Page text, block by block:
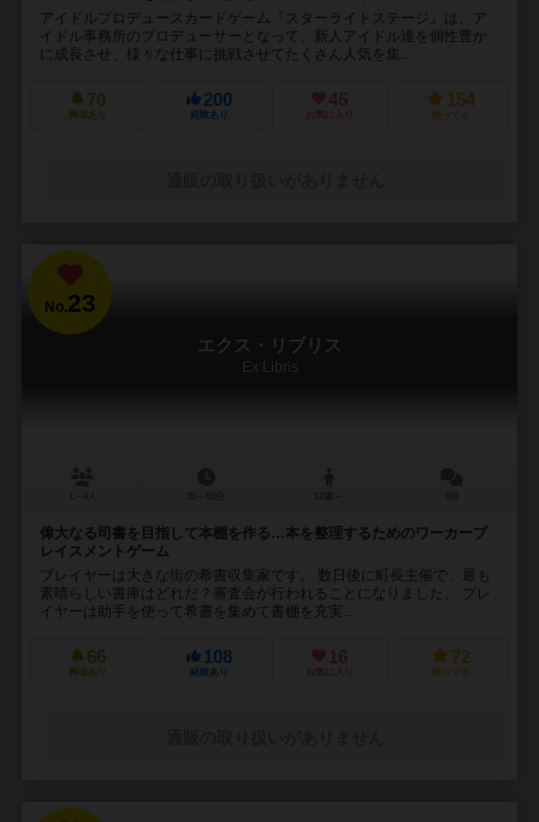
アイドルプロデュースカードゲーム『スターライトステージ』は、ア
イドル事務所のブロデューサーとなって、新人アイドル達を個性豊か
に成長させ、様々な仕事に挑戦させてたくさん人気を集...
70
興味あり
200
経験あり
45
お気に入り
154
持ってる
No.23
エクス・リブリス
Ex Libris
偉大なる司書を目指して本棚を作る…本を整理するためのワーカープ
レイスメントゲーム
プレイヤーは大きな街の希書収集家です。 数日後に町長主催で、最も
素晴らしい書庫はどれだ？審査会が行われることになりました。 プレ
イヤーは助手を使って希書を集めて書棚を充実...
66
興味あり
108
経験あり
16
お気に入り
72
持ってる